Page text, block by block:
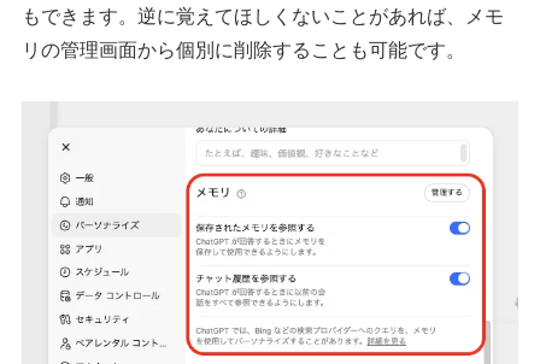
もできます。逆に覚えてほしくないことがあれば、メモ
リの管理画面から個別に削除することも可能です。